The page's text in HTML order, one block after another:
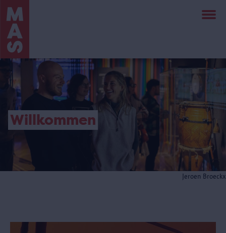
Direkt
zum
Inhalt
Jeroen Broeckx
Willkommen